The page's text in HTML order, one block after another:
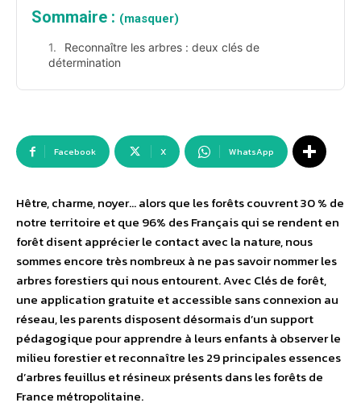
Sommaire : (masquer)
Reconnaître les arbres : deux clés de
détermination
Facebook X WhatsApp
Hêtre, charme, noyer… alors que les forêts couvrent 30 % de
notre territoire et que 96% des Français qui se rendent en
forêt disent apprécier le contact avec la nature, nous
sommes encore très nombreux à ne pas savoir nommer les
arbres forestiers qui nous entourent. Avec Clés de forêt,
une application gratuite et accessible sans connexion au
réseau, les parents disposent désormais d’un support
pédagogique pour apprendre à leurs enfants à observer le
milieu forestier et reconnaître les 29 principales essences
d’arbres feuillus et résineux présents dans les forêts de
France métropolitaine.